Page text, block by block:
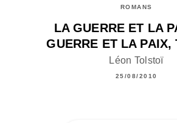
ROMANS
LA GUERRE ET LA
GUERRE ET LA PAIX,
Léon Tolstoï
25/08/2010